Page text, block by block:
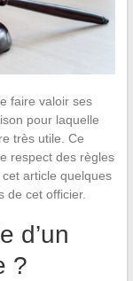
faire valoir ses
pour laquelle
très utile. Ce
respect des règles
article quelques
de cet officier.
d’un
?